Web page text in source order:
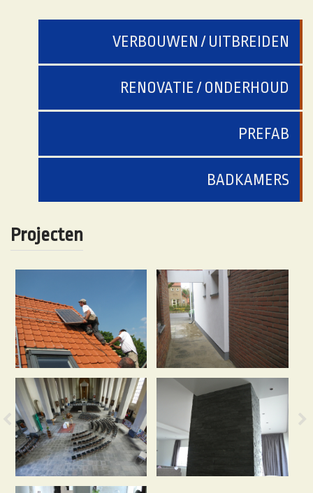
VERBOUWEN / UITBREIDEN
RENOVATIE / ONDERHOUD
PREFAB
BADKAMERS
Projecten